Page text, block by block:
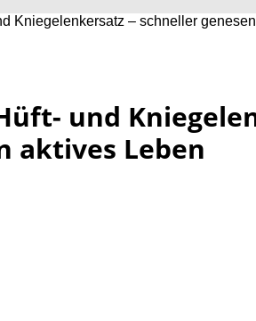
Kniegelenkersatz – schneller
und
aktives Leben